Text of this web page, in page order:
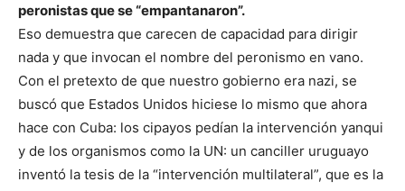
peronistas que se “empantanaron”.
Eso demuestra que carecen de capacidad para dirigir
nada y que invocan el nombre del peronismo en vano.
Con el pretexto de que nuestro gobierno era nazi, se
buscó que Estados Unidos hiciese lo mismo que ahora
hace con Cuba: los cipayos pedían la intervención yanqui
y de los organismos como la UN: un canciller uruguayo
inventó la tesis de la “intervención multilateral”, que es la